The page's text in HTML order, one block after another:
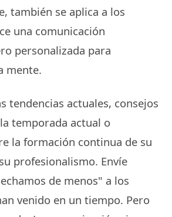
también se aplica a los
una comunicación
personalizada para
mente.
tendencias actuales, consejos
temporada actual o
la formación continua de su
profesionalismo. Envíe
de menos" a los
venido en un tiempo. Pero